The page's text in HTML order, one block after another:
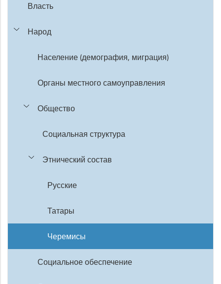
Власть
Народ
Население (демография, миграция)
Органы местного самоуправления
Общество
Социальная структура
Этнический состав
Русские
Татары
Черемисы
Социальное обеспечение